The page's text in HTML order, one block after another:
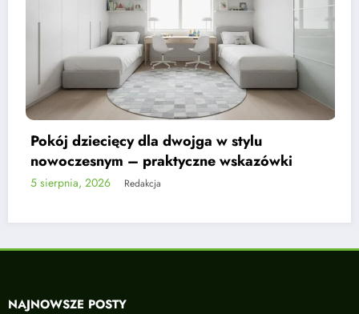
Biokominek we wnętrzu w kolorach ziemi –
kompletny przewodnik
4 sierpnia, 2026 Redakcja
NAJNOWSZE POSTY